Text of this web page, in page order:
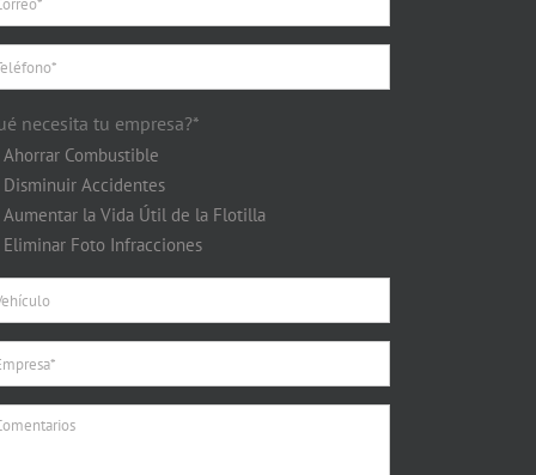
necesita tu empresa?*
Ahorrar Combustible
Disminuir Accidentes
Aumentar la Vida Útil de la Flotilla
Eliminar Foto Infracciones